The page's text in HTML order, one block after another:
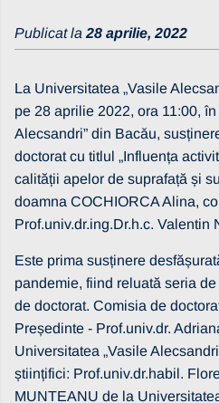
Publicat la 28 aprilie, 2022
La Universitatea „Vasile
pe 28 aprilie 2022, ora 11:00,
Alecsandri” din Bacǎu,
doctorat cu titlul „Influența
calității apelor de suprafață și
doamna COCHIORCA Alina,
Prof.univ.dr.ing.Dr.h.c. Valentin
Este prima susținere
pandemie, fiind reluată seria
de doctorat. Comisia de
Președinte - Prof.univ.dr.
Universitatea „Vasile
științifici: Prof.univ.dr.habil.
MUNTEANU de la